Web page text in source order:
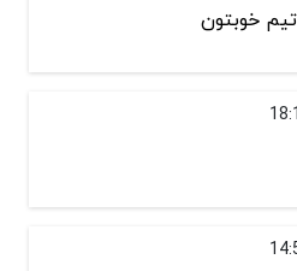
خوبتون